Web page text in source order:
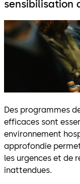
sensibilisation
Des programmes
efficaces sont
environnement
approfondie
les urgences et de
inattendues.